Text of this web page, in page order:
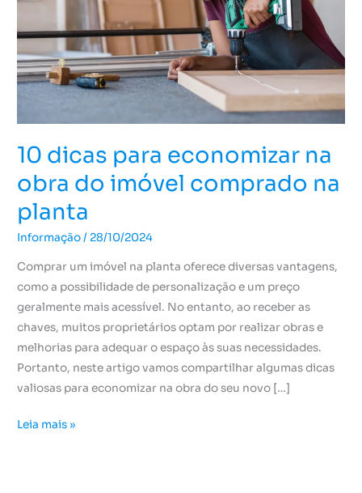
10 dicas para economizar na
obra do imóvel comprado na
planta
Informação/ 28/10/2024
Comprar um imóvel na planta oferece diversas vantagens,
como a possibilidade de personalização e um preço
geralmente mais acessível. No entanto, ao receber as
chaves, muitos proprietários optam por realizar obras e
melhorias para adequar o espaço às suas necessidades.
Portanto, neste artigo vamos compartilhar algumas dicas
valiosas para economizar na obra do seu novo […]
do
imóvel
comprado
Leia mais »